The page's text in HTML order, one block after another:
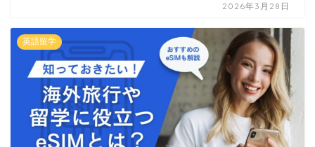
2026年3月28日
英語留学